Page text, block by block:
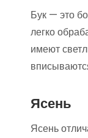
Бук — это
легко
имеют
Ясень
Ясень